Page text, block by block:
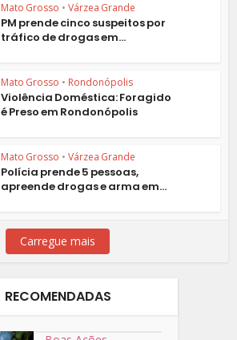
Mato Grosso • Várzea Grande
PM prende cinco suspeitos por
tráfico de drogas em...
Mato Grosso • Rondonópolis
Violência Doméstica: Foragido
é Preso em Rondonópolis
Mato Grosso • Várzea Grande
Polícia prende 5 pessoas,
apreende drogas e arma em...
Carregue mais
RECOMENDADAS